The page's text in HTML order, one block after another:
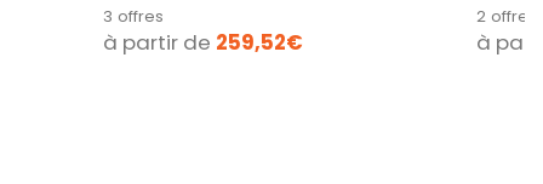
3 offres
à partir de 259,52€
baies
2 offres
à